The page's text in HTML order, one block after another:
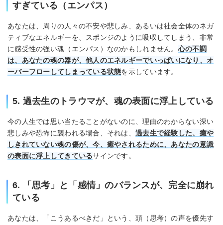
すぎている（エンパス）
あなたは、周りの人々の不安や悲しみ、あるいは社会全体のネガ
ティブなエネルギーを、スポンジのように吸収してしまう、非常
に感受性の強い魂（エンパス）なのかもしれません。 心の不調
は、あなたの魂の器が、他人のエネルギーでいっぱいになり、オ
ーバーフローしてしまっている状態を示しています。
5. 過去生のトラウマが、魂の表面に浮上している
今の人生では思い当たることがないのに、理由のわからない深い
悲しみや恐怖に襲われる場合、それは、過去生で経験した、癒や
しきれていない魂の傷が、今、癒やされるために、あなたの意識
の表面に浮上してきているサインです。
6. 「思考」と「感情」のバランスが、完全に崩れ
ている
あなたは、「こうあるべきだ」という、頭（思考）の声を優先す